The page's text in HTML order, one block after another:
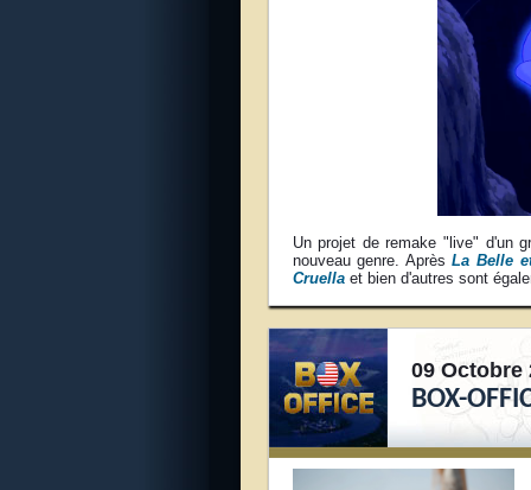
Un projet de remake "live" d'un
nouveau genre. AprèsLa Belle
Cruellaet bien d'autres sont
09 Octobre
BOX-